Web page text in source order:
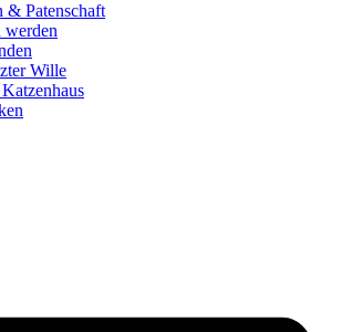
& Patenschaft
Wille